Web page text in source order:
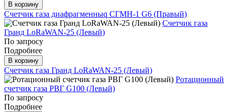
В корзину
Счетчик газа диафрагменныq СГМН-1 G6 (Правый)
Счетчик газа
Гранд LoRaWAN-25 (Левый)
По запросу
Подробнее
В корзину
Счетчик газа Гранд LoRaWAN-25 (Левый)
Ротационный
счетчик газа РВГ G100 (Левый)
По запросу
Подробнее